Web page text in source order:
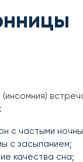
(инсомния)
с частыми
с засыпанием;
качества сна;